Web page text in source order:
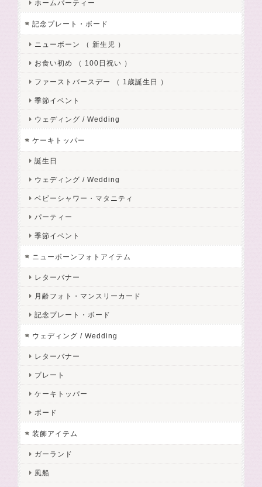
ホームパーティー
記念プレート・ボード
ニューボーン （ 新生児 ）
お食い初め （ 100日祝い ）
ファーストバースデー （ 1歳誕生日 ）
季節イベント
ウェディング / Wedding
ケーキトッパー
誕生日
ウェディング / Wedding
ベビーシャワー・マタニティ
パーティー
季節イベント
ニューボーンフォトアイテム
レターバナー
月齢フォト・マンスリーカード
記念プレート・ボード
ウェディング / Wedding
レターバナー
プレート
ケーキトッパー
ボード
装飾アイテム
ガーランド
風船